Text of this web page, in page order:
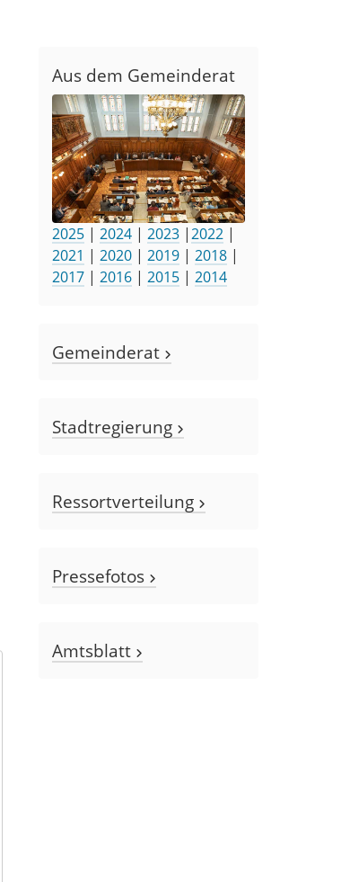
Aus dem Gemeinderat
2025 | 2024 | 2023 |2022 |
2021 | 2020 | 2019 | 2018 |
2017 | 2016 | 2015 | 2014
Gemeinderat
Stadtregierung
Ressortverteilung
Pressefotos
Amtsblatt